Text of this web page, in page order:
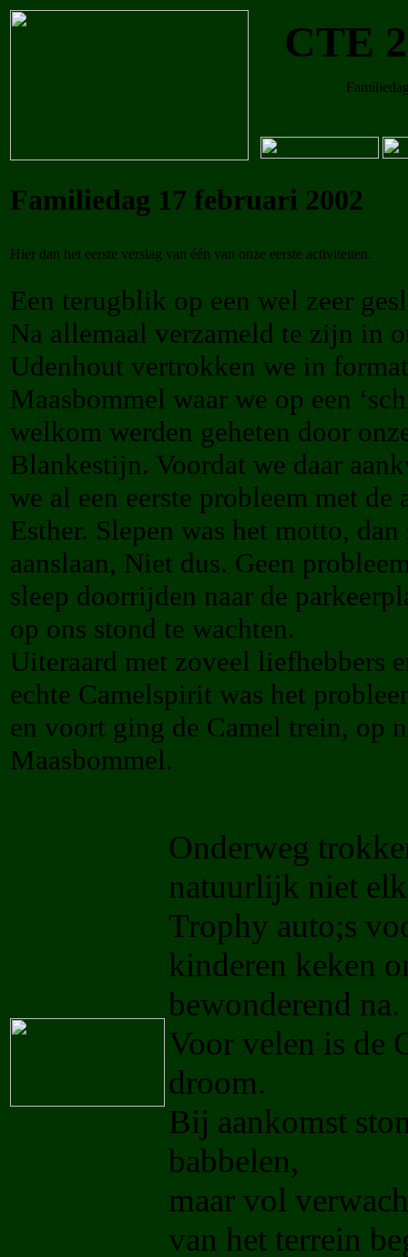
CTE
Familiedag 17 februari 2002
Hier dan het eerste verslag van één van onze eerste activiteiten.
Een terugblik op een wel zeer
Na allemaal verzameld te zijn in
Udenhout vertrokken we in
Maasbommel waar we op een
welkom werden geheten door
Blankestijn. Voordat we daar
we al een eerste probleem met de
Esther. Slepen was het motto,
aanslaan, Niet dus. Geen
sleep doorrijden naar de
op ons stond te wachten.
Uiteraard met zoveel liefhebbers
echte Camelspirit was het
en voort ging de Camel trein, op
Maasbommel.
Onderweg
natuurlijk niet
Trophy auto;s
kinderen keken
bewonderend na.
Voor velen is de
droom.
Bij aankomst
babbelen,
maar vol
van het terrein